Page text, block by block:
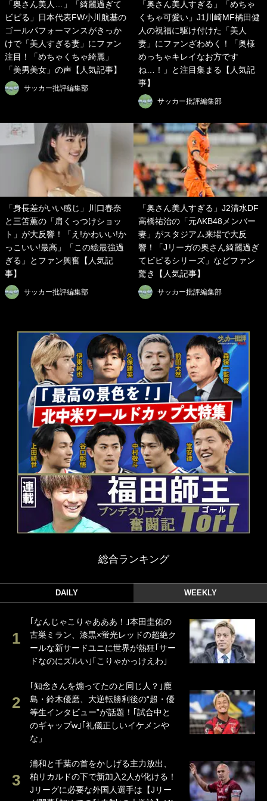
「奥さん美人…」「綺麗過ぎて
ビビる」日本代表FW小川航基の
ゴールパフォーマンスがきっか
けで「美人すぎる妻」にファン
注目！「めちゃくちゃ綺麗」
「美男美女」の声【人気記事】
サッカー批評編集部
「奥さん美人すぎる」「めちゃ
くちゃ可愛い」J1川崎MF橘田健
人の祝福に駆け付けた「美人
妻」にファンざわめく！「奥様
めっちゃキレイなお方です
ね…！」と注目集まる【人気記
事】
サッカー批評編集部
「身長差がいい感じ」川口春奈
と三笘薫の「肩くっつけショッ
ト」が大反響！「え!かわいい!か
っこいい!最高」「この絵最強過
ぎる」とファン興奮【人気記
事】
サッカー批評編集部
「奥さん美人すぎる」J2清水DF
高橋祐治の「元AKB48メンバー
妻」がスタジアム来場で大反
響！「Jリーガの奥さん綺麗過ぎ
てビビるシリーズ」などファン
驚き【人気記事】
サッカー批評編集部
総合ランキング
DAILY WEEKLY
｢なんじゃこりゃあああ！｣本田圭佑の
古巣ミラン、漆黒×蛍光レッドの超絶ク
ールな新サードユニに世界が熱狂｢サー
ドなのにズルい｣｢こりゃかっけえわ｣
｢知念さんを煽ってたのと同じ人？｣鹿
島・鈴木優磨、大逆転勝利後の“超・優
等生インタビュー”が話題！｢試合中と
のギャップw｣｢礼儀正しいイケメンや
な」
浦和と千葉の首をかしげる主力放出、
柏リカルドの下で新加入2人が化ける！
Jリーグに必要な外国人選手は【Jリー